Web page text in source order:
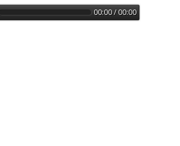
00:00 / 00:00